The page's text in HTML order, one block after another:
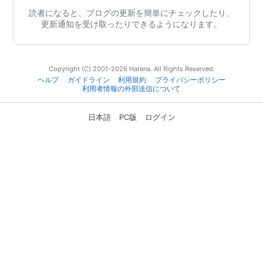
読者になると、ブログの更新を簡単にチェックしたり、
更新通知を受け取ったりできるようになります。
Copyright (C) 2001-2026 Hatena. All Rights Reserved.
ヘルプ
ガイドライン 利用規約
プライバシーポリシー
利用者情報の外部送信について
日本語 PC版 ログイン